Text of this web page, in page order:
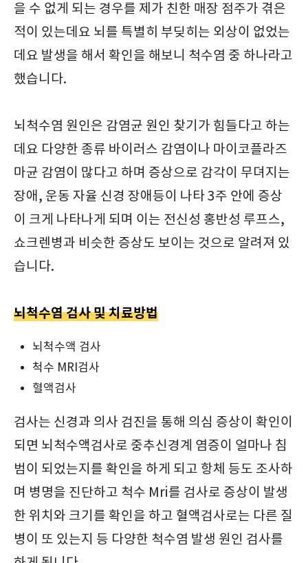
을 수 없게 되는 경우를 제가 친한 매장 점주가 겪은
적이 있는데요 뇌를 특별히 부딪히는 외상이 없었는
데요 발생을 해서 확인을 해보니 척수염 중 하나라고
했습니다.
뇌척수염 원인은 감염균 원인 찾기가 힘들다고 하는
데요 다양한 종류 바이러스 감염이나 마이코플라즈
마균 감염이 많다고 하며 증상으로 감각이 무뎌지는
장애, 운동 자율 신경 장애등이 나타 3주 안에 증상
이 크게 나타나게 되며 이는 전신성 홍반성 루프스,
쇼크렌병과 비슷한 증상도 보이는 것으로 알려져 있
습니다.
뇌척수염 검사 및 치료방법
뇌척수액 검사
척수 MRI검사
혈액검사
검사는 신경과 의사 검진을 통해 의심 증상이 확인이
되면 뇌척수액검사로 중추신경계 염증이 얼마나 침
범이 되었는지를 확인을 하게 되고 항체 등도 조사하
며 병명을 진단하고 척수 Mri를 검사로 증상이 발생
한 위치와 크기를 확인을 하고 혈액검사로는 다른 질
병이 또 있는지 등 다양한 척수염 발생 원인 검사를